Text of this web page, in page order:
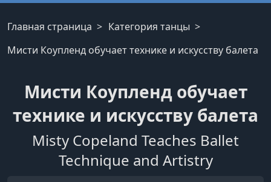
Главная страница
Категория танцы
Мисти Коупленд обучает технике и искусству балета
Мисти Коупленд обучает
технике и искусству балета
Misty Copeland Teaches Ballet
Technique and Artistry